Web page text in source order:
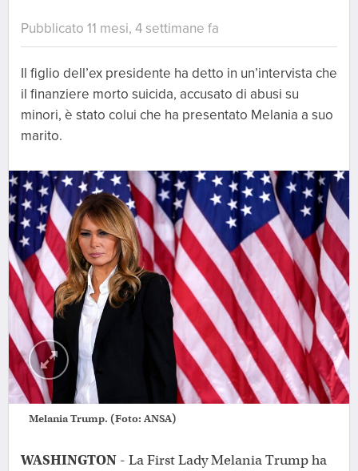
Pubblicato 11 mesi, 4 settimane fa
Il figlio dell’ex presidente ha detto in un’intervista che
il finanziere morto suicida, accusato di abusi su
minori, è stato colui che ha presentato Melania a suo
marito.
Melania Trump. (Foto: ANSA)
WASHINGTON - La First Lady Melania Trump ha